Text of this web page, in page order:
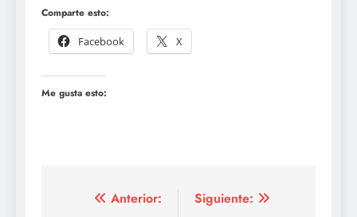
Comparte esto:
Facebook
X
Me gusta esto:
Navegación
Anterior:
Siguiente: